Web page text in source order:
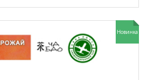
Новинка